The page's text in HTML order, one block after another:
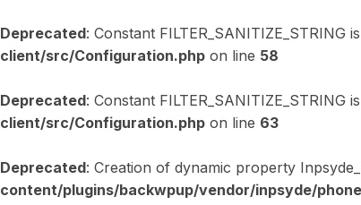
Deprecated: Constant FILTER_SANITIZE_STRING
client/src/Configuration.php on line 58
Deprecated: Constant FILTER_SANITIZE_STRING
client/src/Configuration.php on line 63
Deprecated: Creation of dynamic property
content/plugins/backwpup/vendor/inpsyde/